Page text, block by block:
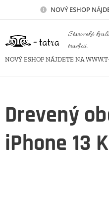
NOVÝESHOP
Staroveká
tradícii.
NOVÝ ESHOP NÁJDETE NA
Drevený
iPhone 13